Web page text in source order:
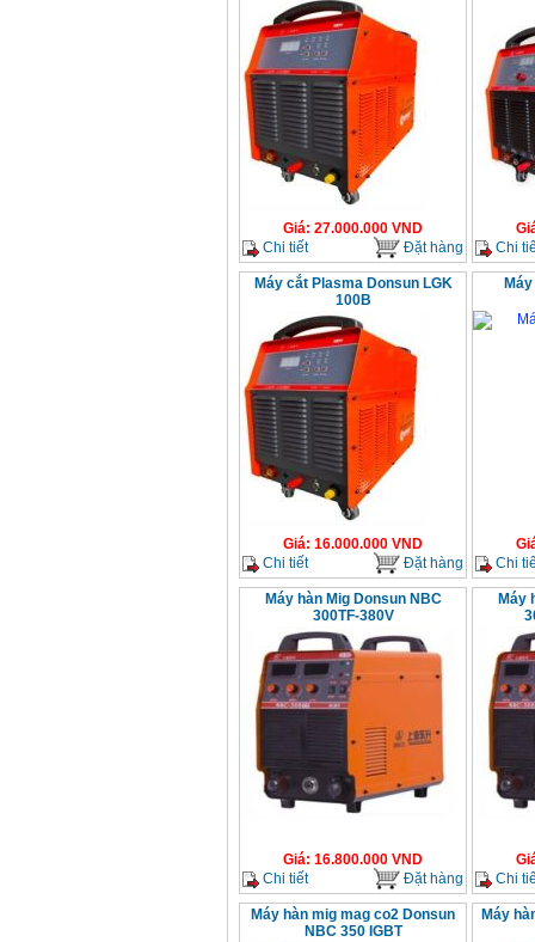
Giá: 27.000.000 VND
Chi tiết
Đặt hàng
Chi
Máy cắt Plasma Donsun LGK
100B
Giá: 16.000.000 VND
Chi tiết
Đặt hàng
Chi
Máy hàn Mig Donsun NBC
300TF-380V
Giá: 16.800.000 VND
Chi tiết
Đặt hàng
Máy
Chi
Máy hàn mig mag co2 Donsun
NBC 350 IGBT
Máy